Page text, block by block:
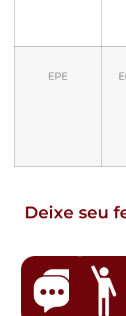
EPE
Deixe seu